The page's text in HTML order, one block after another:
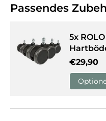
Passendes
5x
€29,90